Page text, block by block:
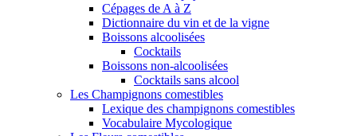
Cépages de A à Z
Dictionnaire du vin et de la vigne
Boissons alcoolisées
Cocktails
Boissons non-alcoolisées
Cocktails sans alcool
Les Champignons comestibles
Lexique des champignons comestibles
Vocabulaire Mycologique